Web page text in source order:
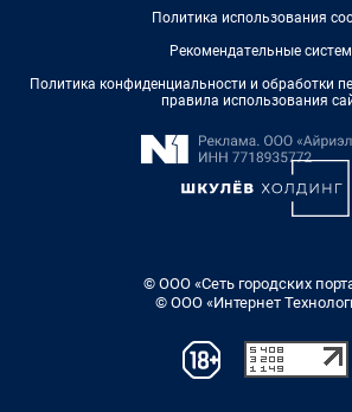
Политика использования
Рекомендательные
Политика конфиденциальности и обработки
правила использования
© ООО «Сеть городских
© ООО «Интернет